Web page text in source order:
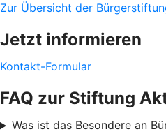
Zur Übersicht der
Jetzt informieren
Kontakt-Formular
FAQ zur Stiftung
Was ist das Besondere an